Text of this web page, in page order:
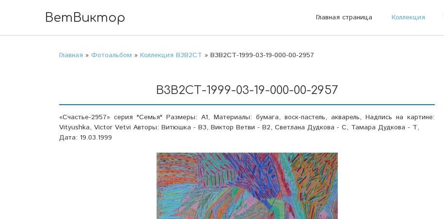
ВетВиктор Главная страница Коллекция
Главная » Фотоальбом » Коллекция В3В2СТ » В3В2СТ-1999-03-19-000-00-2957
В3В2СТ-1999-03-19-000-00-2957
«Счастье-2957» серия "Семья" Размеры: А1, Материалы: бумага, воск-пастель, акварель, Надпись на картине:
Vityushka, Victor Vetvi Авторы: Витюшка - В3, Виктор Ветви - В2, Светлана Дудкова - С, Тамара Дудкова - Т,
Дата: 19.03.1999